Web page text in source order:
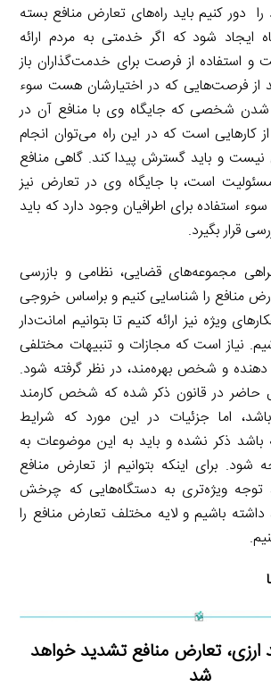
دور کنیم باید راه‌های تعارض منافع بسته
ایجاد شود که اگر خدمتی به مردم ارائه
و استفاده از فرصت برای خدمت‌گذاران باز
از فرصت‌هایی که در اختیارشان هست سوء
شدن شخصی که جایگاه وی با منافع آن در
است که در این راه می‌توان انجام
نیست و باید گسترش پیدا کند. گاهی منافع
است، با جایگاه وی در تعارض نیز
استفاده برای اطرافیان وجود دارد که باید
قرار بگیرد.
مجموعه‌های قضایی، نظامی و بازرسی
منافع را شناسایی کنیم و براساس خروجی
ویژه نیز ارائه کنیم تا بتوانیم امانت‌دار
نیاز است که مجازات و تنبیهات مختلفی
و شخص بهره‌مند، در نظر گرفته شود.
حاضر در قانون ذکر شده که شخص کارمند
باشد، اما جزئیات در این مورد که شرایط
باشد ذکر نشده و باید به این موضوعات به
برای اینکه بتوانیم از تعارض منافع
توجه ویژه‌تری به دستگاه‌هایی که چرخش
داشته باشیم و لایه مختلف تعارض منافع را
ارزی، تعارض منافع تشدید خواهد
شد